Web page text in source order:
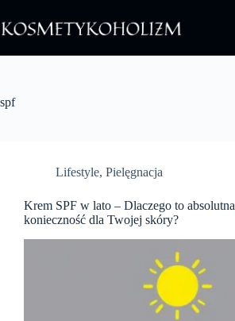
do
treści
spf
Lifestyle, Pielęgnacja
Krem SPF w lato – Dlaczego to absolutna
konieczność dla Twojej skóry?